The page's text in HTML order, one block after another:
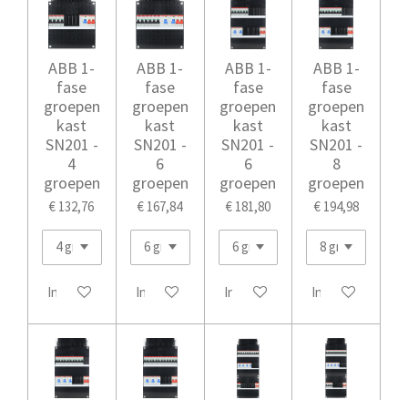
ABB 1-
fase
groepen
kast
SN201 -
4
groepen
€ 132,76
In winkelwagen
ABB 1-
fase
groepen
kast
SN201 -
6
groepen
€ 167,84
In winkelwagen
ABB 1-
fase
groepen
kast
SN201 -
6
groepen
€ 181,80
In winkelwagen
ABB 1-
fase
groepen
kast
SN201 -
8
groepen
€ 194,98
In winkelwagen